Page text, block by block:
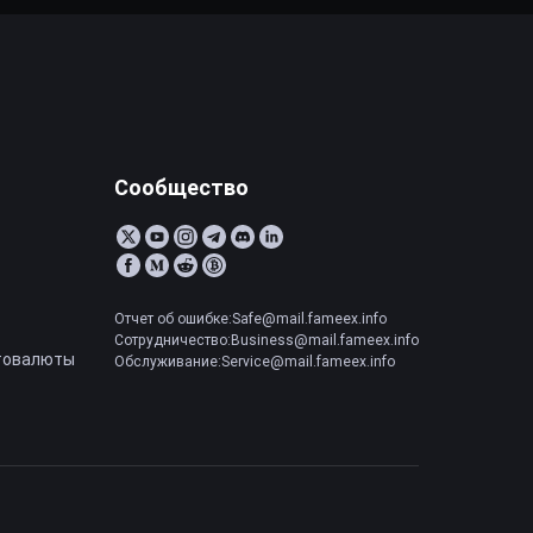
Сообщество
Отчет об ошибке:Safe@mail.fameex.info
Сотрудничество:Business@mail.fameex.info
Обслуживание:Service@mail.fameex.info